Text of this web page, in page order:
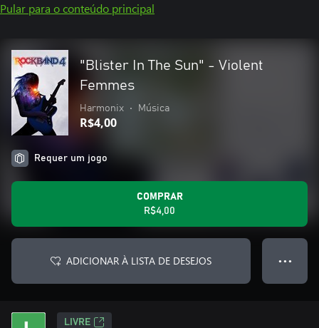
Pular para o conteúdo principal
"Blister In The Sun" - Violent
Femmes
Harmonix • Música
R$4,00
Requer um jogo
COMPRAR
R$4,00
ADICIONAR À LISTA DE DESEJOS ● ● ●
LIVRE